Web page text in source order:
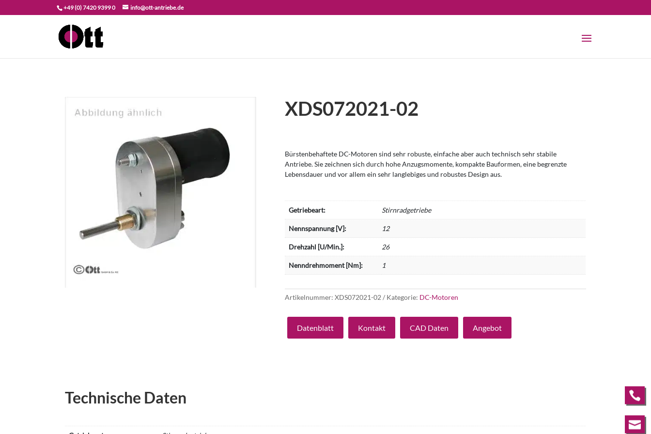
+49 (0) 7420 9399 0 info@ott-antriebe.de
XDS072021-02
Bürstenbehaftete DC-Motoren sind sehr robuste, einfache aber auch technisch sehr stabile
Antriebe. Sie zeichnen sich durch hohe Anzugsmomente, kompakte Bauformen, eine begrenzte
Lebensdauer und vor allem ein sehr langlebiges und robustes Design aus.
Getriebeart: Stirnradgetriebe
Nennspannung [V]: 12
Drehzahl [U/Min.]: 26
Nenndrehmoment [Nm]: 1
Artikelnummer:XDS072021-02 Kategorie: DC-Motoren
Datenblatt Kontakt CAD Daten Angebot
Technische Daten 
